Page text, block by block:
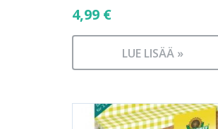
4,99 €
LUE LISÄÄ »